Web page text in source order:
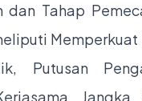
dan Tahap
Putusan